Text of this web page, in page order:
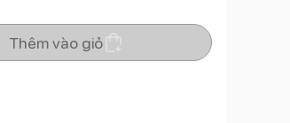
Thêm vào giỏ